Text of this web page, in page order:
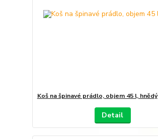
Koš na špinavé prádlo, objem 45 l, hnědý
Detail